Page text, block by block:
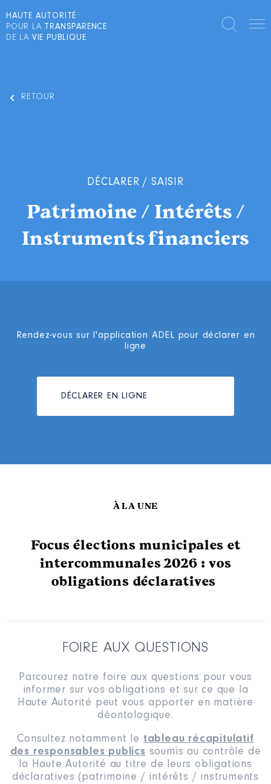
HAUTE AUTORITÉ
POUR LA TRANSPARENCE
DE LA VIE PUBLIQUE
RETOUR
DÉCLARER / SAISIR
Patrimoine / Intérêts /
Instruments financiers
Rendez-vous sur l'application ADEL pour déclarer en
ligne
DÉCLARER EN LIGNE
À LA UNE
Focus élections municipales et
intercommunales 2026 : vos
obligations déclaratives
FOIRE AUX QUESTIONS
Parcourez notre foire aux questions pour vous
informer sur vos obligations et sur ce que la
Haute Autorité peut vous apporter en matière
déontologique.
Consultez notamment le tableau récapitulatif
des responsables publics soumis au contrôle de
la Haute Autorité au titre de leurs obligations
déclaratives (patrimoine / intérêts / instruments